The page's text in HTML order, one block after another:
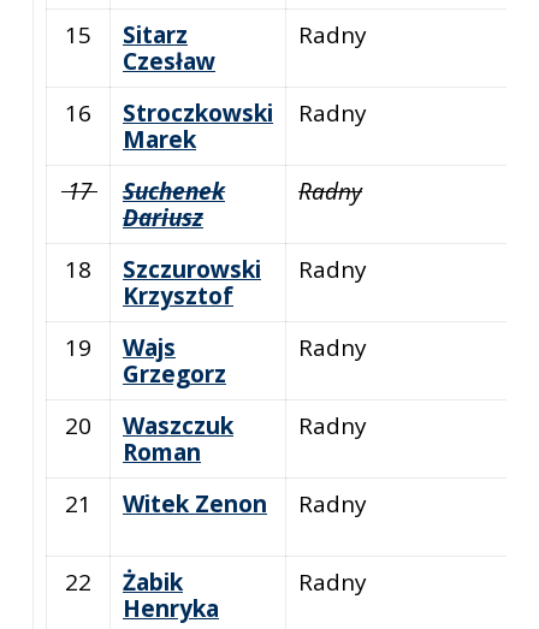
15
Sitarz
Czesław
Radny
16
Stroczkowski
Marek
Radny
17
Suchenek
Dariusz
Radny
18
Szczurowski
Krzysztof
Radny
19
Wajs
Grzegorz
Radny
20
Waszczuk
Roman
Radny
21 Witek Zenon Radny
22
Żabik
Henryka
Radny